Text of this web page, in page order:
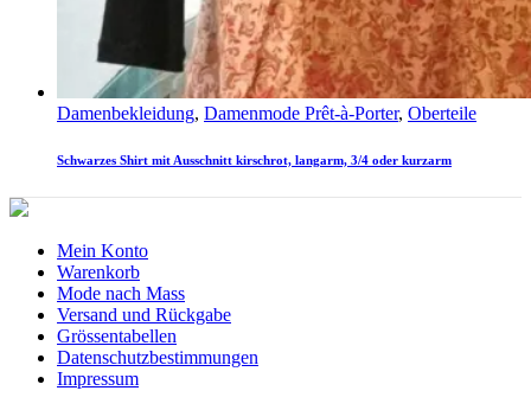
Damenbekleidung, Damenmode Prêt-à-Porter, Oberteile
Schwarzes Shirt mit Ausschnitt kirschrot, langarm, 3/4 oder kurzarm
Mein Konto
Warenkorb
Mode nach Mass
Versand und Rückgabe
Grössentabellen
Datenschutzbestimmungen
Impressum